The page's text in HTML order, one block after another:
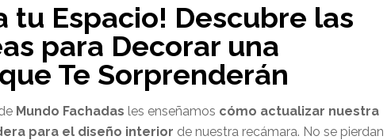
tu Espacio! Descubre las
para Decorar una
Te Sorprenderán
Mundo Fachadas les enseñamos cómo actualizar nuestra
para el diseño interior de nuestra recámara. No se pierdan